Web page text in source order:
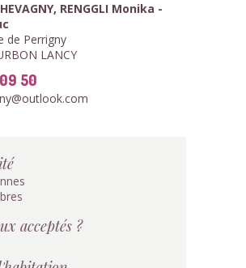
RENGGLI Monika -
de Perrigny
LANCY
50
acceptés ?